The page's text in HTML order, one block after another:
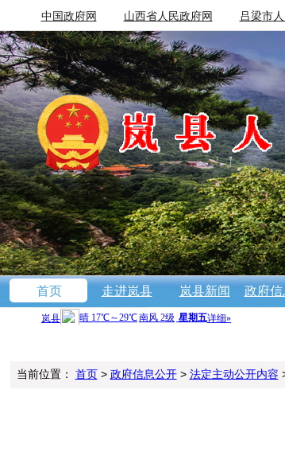
中国政府网 山西省人民政府网 吕梁市
首页 走进岚县 岚县新闻 政府
当前位置： 首页> 政府信息公开> 法定主动公开内容